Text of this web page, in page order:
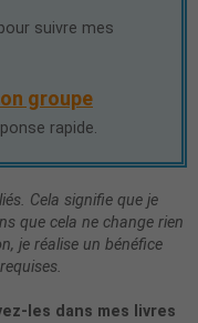
suivre mes
groupe
rapide.
Cela signifie que je
que cela ne change rien
je réalise un bénéfice
les dans mes livres